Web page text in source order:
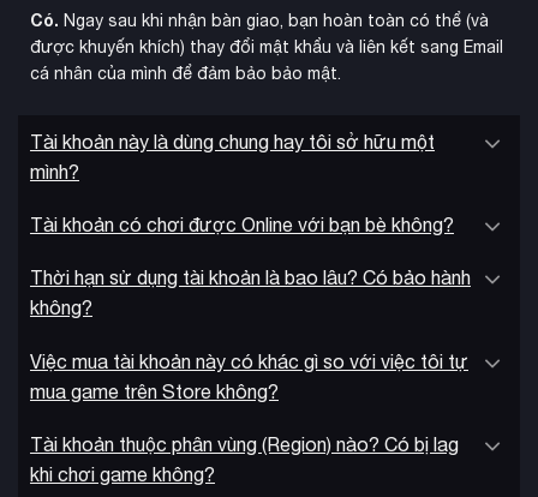
Email, Số điện thoại bảo mật ngay sau khi nhận bàn giao
để biến nó thành tài khoản chính chủ.
Tính năng đầy đủ:Chơi Online/Offline, kết bạn, tham gia
tài khoản bình thường.
Steam | Mật khẩu Steam | Tài khoản Email | Mật khẩu Email
Đăng nhập Steam, tải game và trải nghiệm ngay lập tức.
Có. Ngay sau khi nhận bàn giao, bạn hoàn toàn có thể (và
được khuyến khích) thay đổi mật khẩu và liên kết sang Email
cá nhân của mình để đảm bảo bảo mật.
Tài khoản này là dùng chung hay tôi sở hữu một
mình?
Tài khoản có chơi được Online với bạn bè không?
Thời hạn sử dụng tài khoản là bao lâu? Có bảo hành
không?
Việc mua tài khoản này có khác gì so với việc tôi tự
mua game trên Store không?
Tài khoản thuộc phân vùng (Region) nào? Có bị lag
khi chơi game không?